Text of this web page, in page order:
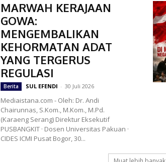
MARWAH KERAJAAN
GOWA:
MENGEMBALIKAN
KEHORMATAN ADAT
YANG TERGERUS
REGULASI
Berita SUL EFENDI - 30 Juli 2026
Mediaistana.com - Oleh: Dr. Andi
Chairunnas, S.Kom., M.Kom., M.Pd.
(Karaeng Serang) Direktur Eksekutif
PUSBANGKIT · Dosen Universitas Pakuan ·
CIDES ICMI Pusat Bogor, 30...